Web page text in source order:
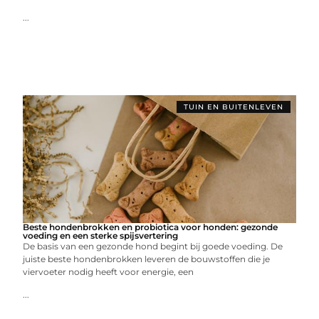
...
TUIN EN BUITENLEVEN
Beste hondenbrokken en probiotica voor honden: gezonde
voeding en een sterke spijsvertering
De basis van een gezonde hond begint bij goede voeding. De
juiste beste hondenbrokken leveren de bouwstoffen die je
viervoeter nodig heeft voor energie, een
...